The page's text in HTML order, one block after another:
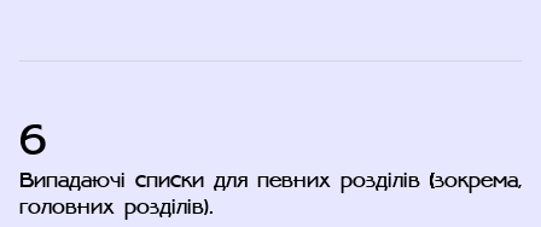
6
Випадаючі списки для певних розділів (зокрема,
головних розділів).